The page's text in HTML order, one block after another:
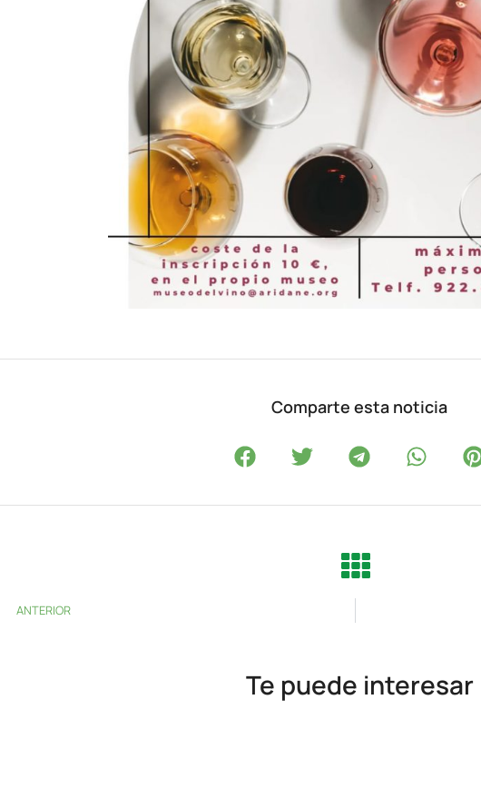
Comparte esta noticia
ANTERIOR
Te puede interesar